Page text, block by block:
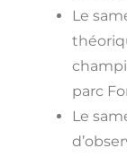
Le
parc
Le